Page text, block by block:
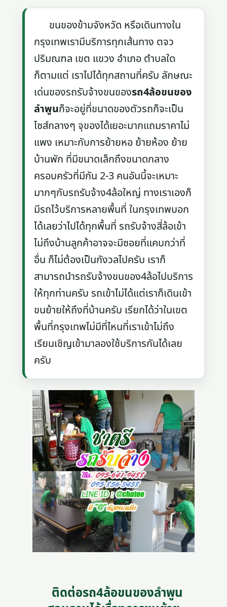
ขนของข้ามจังหวัด หรือเดินทางใน
กรุงเทพเรามีบริการทุกเส้นทาง ตจว
ปริมณฑล เขต แขวง อำเภอ ตำบลใด
ก็ตามแต่ เราไปได้ทุกสถานที่ครับ ลักษณะ
เด่นของรถรับจ้างขนของรถ4ล้อขนของ
ลําพูนก็จะอยู่ที่ขนาดของตัวรถก็จะเป็น
ไซส์กลางๆ จุของได้เยอะมากแถมราคาไม่
แพง เหมาะกับการย้ายหอ ย้ายห้อง ย้าย
บ้านพัก ที่มีขนาดเล็กถึงขนาดกลาง
ครอบครัวที่มีกัน 2-3 คนอันนี้จะเหมาะ
มากๆกับรถรับจ้าง4ล้อใหญ่ ทางเราเองก็
มีรถไว้บริการหลายพื้นที่ ในกรุงเทพบอก
ได้เลยว่าไปได้ทุกพื้นที่ รถรับจ้างสี่ล้อเข้า
ไม่ถึงบ้านลูกค้าอาจจะมีซอยที่แคบกว่าที่
อื่น ก็ไม่ต้องเป็นกังวลไปครับ เราก็
สามารถนำรถรับจ้างขนของ4ล้อไปบริการ
ให้ทุกท่านครับ รถเข้าไม่ได้แต่เราก็เดินเข้า
ขนย้ายให้ถึงที่บ้านครับ เรียกได้ว่าในเขต
พื้นที่กรุงเทพไม่มีที่ไหนที่เราเข้าไม่ถึง
เรียนเชิญเข้ามาลองใช้บริการกันได้เลย
ครับ
ติดต่อรถ4ล้อขนของลําพูน